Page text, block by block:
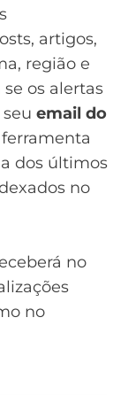
artigos,
região e
os alertas
email do
ferramenta
dos últimos
no
no
no